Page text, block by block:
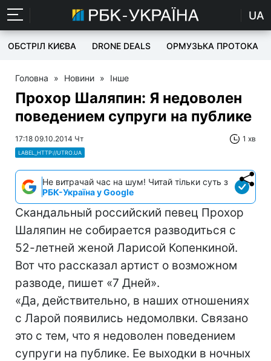
UA
ОБСТРІЛ КИЄВА DRONE DEALS ОРМУЗЬКА ПРОТОКА
Головна » Новини » Інше
Прохор Шаляпин: Я недоволен
поведением супруги на публике
17:18 09.10.2014 Чт 1 хв
LABEL_HTTP://UTRO.UA
Не витрачай час на шум! Читай тільки суть з
РБК-Україна у Google
Скандальный российский певец Прохор
Шаляпин не собирается разводиться с
52-летней женой Ларисой Копенкиной.
Вот что рассказал артист о возможном
разводе, пишет «7 Дней».
«Да, действительно, в наших отношениях
с Ларой появились недомолвки. Связано
это с тем, что я недоволен поведением
супруги на публике. Ее выходки в ночных